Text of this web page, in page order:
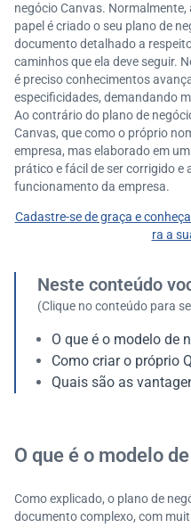
negócio Canvas.
papel é criado o seu plano de
documento detalhado a
caminhos que ela deve seguir.
é preciso conhecimentos
especificidades, demandando
Ao contrário do plano de
Canvas, que como o próprio
empresa, mas elaborado em
prático e fácil de ser corrigido
funcionamento da empresa.
Cadastre-se de graça e
ra a
Neste conteúdo
(Clique no conteúdo para
O que é o modelo de
Como criar o próprio
Quais são as
O que é o modelo
Como explicado, o plano de
documento complexo, com